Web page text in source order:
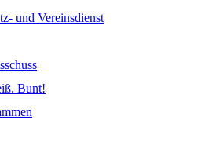
und Vereinsdienst
Bunt!